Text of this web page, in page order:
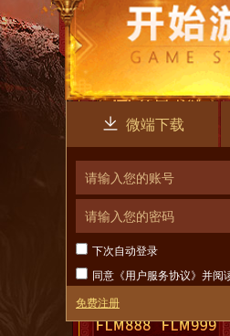
微端下载
下次自动登录
同意《用户服务协议》并阅
免费注册